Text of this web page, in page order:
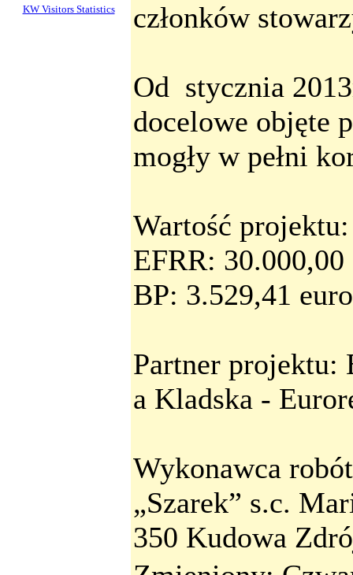
KW Visitors Statistics
członków
Od stycznia
docelowe objęte
mogły w pełni
Wartość
EFRR: 30.000,00
BP: 3.529,41 euro
Partner projektu:
a Kladska -
Wykonawca
„Szarek” s.c.
350 Kudowa